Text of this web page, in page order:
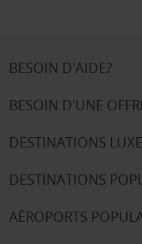
BESOIN D'AIDE?
BESOIN D'UNE
DESTINATIONS
DESTINATIONS
AÉROPORTS